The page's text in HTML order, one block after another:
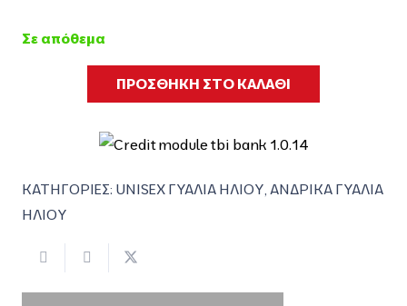
Σε απόθεμα
ΠΡΟΣΘΗΚΗ ΣΤΟ ΚΑΛΑΘΙ
ΚΑΤΗΓΟΡΙΕΣ: UNISEX ΓΥΑΛΙΑ ΗΛΙΟΥ, ΑΝΔΡΙΚΑ ΓΥΑΛΙΑ
ΗΛΙΟΥ